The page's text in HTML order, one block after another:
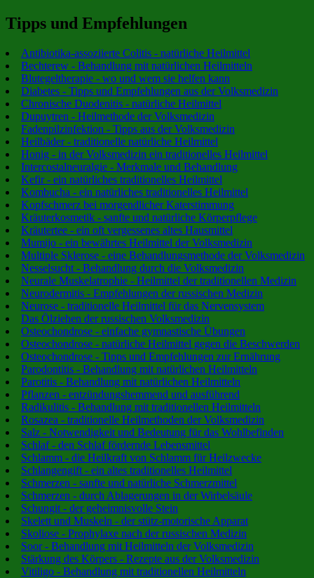
Tipps und Empfehlungen
Antibiotika-assoziierte Colitis - natürliche Heilmittel
Bechterew - Behandlung mit natürlichen Heilmitteln
Blutegeltherapie - wo und wem sie helfen kann
Diabetes - Tipps und Empfehlungen aus der Volksmedizin
Chronische Duodenitis - natürliche Heilmittel
Dupuytren - Heilmethode der Volksmedizin
Fadenpilzinfektion - Tipps aus der Volksmedizin
Heilbäder - traditionelle natürliche Heilmittel
Honig - in der Volksmedizin ein traditionelles Heilmittel
Intercostalneuralgie - Merkmale und Behandlung
Kefir - ein natürliches traditionelles Heilmittel
Kombucha - ein natürliches traditionelles Heilmittel
Kopfschmerz bei morgendlicher Katerstimmung
Kräuterkosmetik - sanfte und natürliche Körperpflege
Kräutertee - ein oft vergessenes altes Hausmittel
Mumijo - ein bewährtes Heilmittel der Volksmedizin
Multiple Sklerose - eine Behandlungsmethode der Volksmedizin
Nesselsucht - Behandlung durch die Volksmedizin
Neurale Muskelatrophie - Heilmittel der traditionellen Medizin
Neurodermitis - Empfehlungen der russischen Medizin
Neurose - traditionelle Heilmittel für das Nervensystem
Das Ölziehen der russischen Volksmedizin
Osteochondrose - einfache gymnastische Übungen
Osteochondrose - natürliche Heilmittel gegen die Beschwerden
Osteochondrose - Tipps und Empfehlungen zur Ernährung
Parodontitis - Behandlung mit natürlichen Heilmitteln
Parotitis - Behandlung mit natürlichen Heilmitteln
Pflanzen - entzündungshemmend und ausführend
Radikulitis - Behandlung mit traditionellen Heilmitteln
Rosazea - traditionelle Heilmethoden der Volksmedizin
Salz - Notwendigkeit und Bedeutung für das Wohlbefinden
Schlaf - den Schlaf fördernde Lebensmittel
Schlamm - die Heilkraft von Schlamm für Heilzwecke
Schlangengift - ein altes traditionelles Heilmittel
Schmerzen - sanfte und natürliche Schmerzmittel
Schmerzen - durch Ablagerungen in der Wirbelsäule
Schungit - der geheimnisvolle Stein
Skelett und Muskeln - der stütz-motorische Apparat
Skoliose - Prophylaxe nach der russischen Medizin
Soor - Behandlung mit Heilmitteln der Volksmedizin
Stärkung des Körpers - Rezepte aus der Volksmedizin
Vitiligo - Behandlung mit traditionellen Heilmitteln